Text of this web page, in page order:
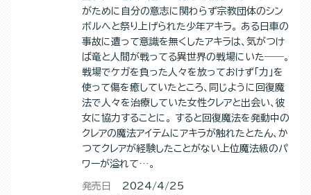
がために自分の意志に関わらず宗教団体のシン
ボルへと祭り上げられた少年アキラ。 ある日車の
事故に遭って意識を無くしたアキラは、気がつけ
ば竜と人間が戦ってる異世界の戦場にいた――。
戦場でケガを負った人々を放っておけず「力」を
使って傷を癒していたところ、同じように回復魔
法で人々を治療していた女性クレアと出会い、彼
女に協力することに。 すると回復魔法を発動中の
クレアの魔法アイテムにアキラが触れたとたん、か
つてクレアが経験したことがない上位魔法級のパ
ワーが溢れて…。
発売日
2024/4/25